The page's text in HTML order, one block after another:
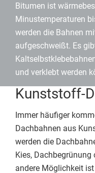
Bitumen ist
Minustemperaturen
werden die Bahnen
aufgeschweißt. Es
und verklebt werden
Kunststoff-
Immer häufiger
Dachbahnen aus
werden die
Kies, Dachbegrünung
andere Möglichkeit